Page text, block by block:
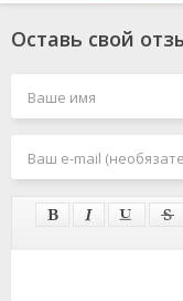
Оставь свой